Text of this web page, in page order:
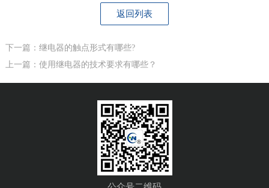
返回列表
下一篇：继电器的触点形式有哪些?
上一篇：使用继电器的技术要求有哪些？